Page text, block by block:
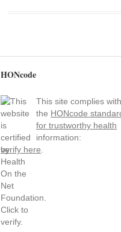
HONcode
This site complies with
the HONcode
for trustworthy health
information:
verify here